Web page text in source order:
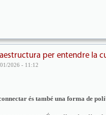
per entendre la
2026 - 11:12
és també una forma de